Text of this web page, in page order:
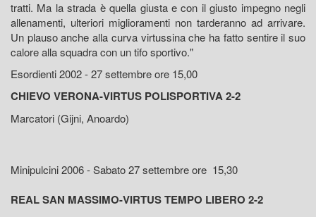
tratti. Ma la strada è quella giusta e con il giusto impegno negli
allenamenti, ulteriori miglioramenti non tarderanno ad arrivare.
Un plauso anche alla curva virtussina che ha fatto sentire il suo
calore alla squadra con un tifo sportivo."
Esordienti 2002 - 27 settembre ore 15,00
CHIEVO VERONA-VIRTUS POLISPORTIVA 2-2
Marcatori (Gijni, Anoardo)
Minipulcini 2006 - Sabato 27 settembre ore 15,30
REAL SAN MASSIMO-VIRTUS TEMPO LIBERO 2-2